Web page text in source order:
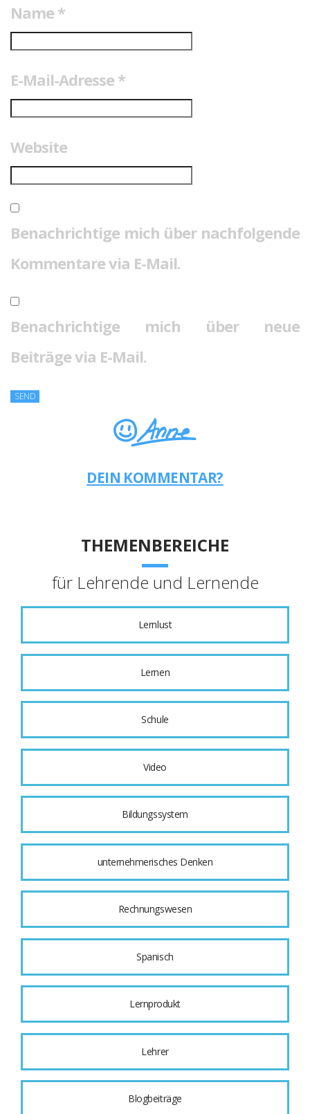
Name *
E-Mail-Adresse *
Website
Benachrichtige mich über nachfolgende
Kommentare via E-Mail.
Benachrichtige mich über neue
Beiträge via E-Mail.
DEIN KOMMENTAR?
THEMENBEREICHE
für Lehrende und Lernende
Lernlust
Lernen
Schule
Video
Bildungssystem
unternehmerisches Denken
Rechnungswesen
Spanisch
Lernprodukt
Lehrer
Blogbeiträge